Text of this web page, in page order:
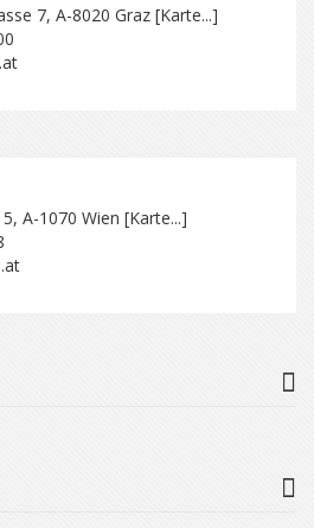
7, A-8020 Graz [Karte...]
A-1070 Wien [Karte...]